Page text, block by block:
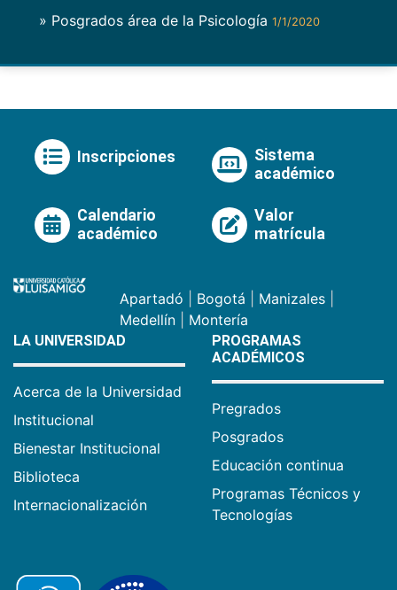
» Posgrados área de la Psicología 1/1/2020
Inscripciones
Sistema
académico
Calendario
académico
Valor
matrícula
Apartadó Bogotá Manizales
Medellín
Montería
LA UNIVERSIDAD
Acerca de la Universidad
Institucional
Bienestar Institucional
Biblioteca
Internacionalización
PROGRAMAS
ACADÉMICOS
Pregrados
Posgrados
Educación continua
Programas Técnicos y
Tecnologías